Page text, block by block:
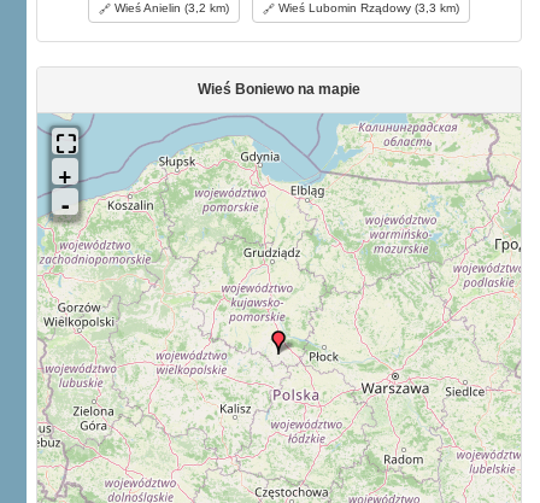
Wieś Anielin (3,2 km) Wieś Lubomin Rządowy (3,3 km)
Wieś Boniewo na mapie